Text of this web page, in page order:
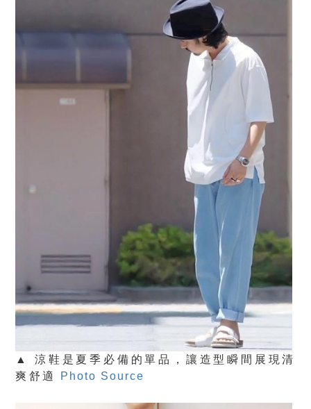
▲ 涼鞋是夏季必備的單品，讓造型瞬間展現清
爽舒適
Photo Source